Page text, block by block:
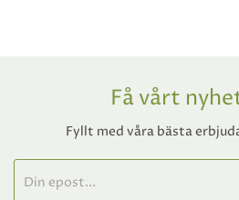
Få vårt
Fyllt med våra bästa